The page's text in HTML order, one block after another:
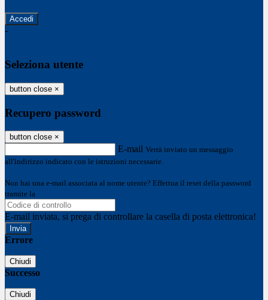
-
Seleziona utente
button close ×
Recupero password
button close ×
E-mail Verrà inviato un messaggio
all'indirizzo indicato con le istruzioni necessarie.
Non hai una e-mail associata al nome utente? Effettua il reset della password
tramite la
E-mail inviata, si prega di controllare la casella di posta elettronica!
Errore
Chiudi
Successo
Chiudi